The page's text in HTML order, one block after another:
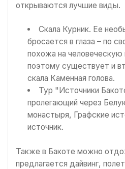
открываются лучшие виды.
Скала Курник. Ее
бросается в глаза – по
похожа на человеческую
поэтому существует и
скала Каменная голова.
Тур "Источники
пролегающий через
монастыря, Графские
источник.
Также в Бакоте можно
предлагается дайвинг,